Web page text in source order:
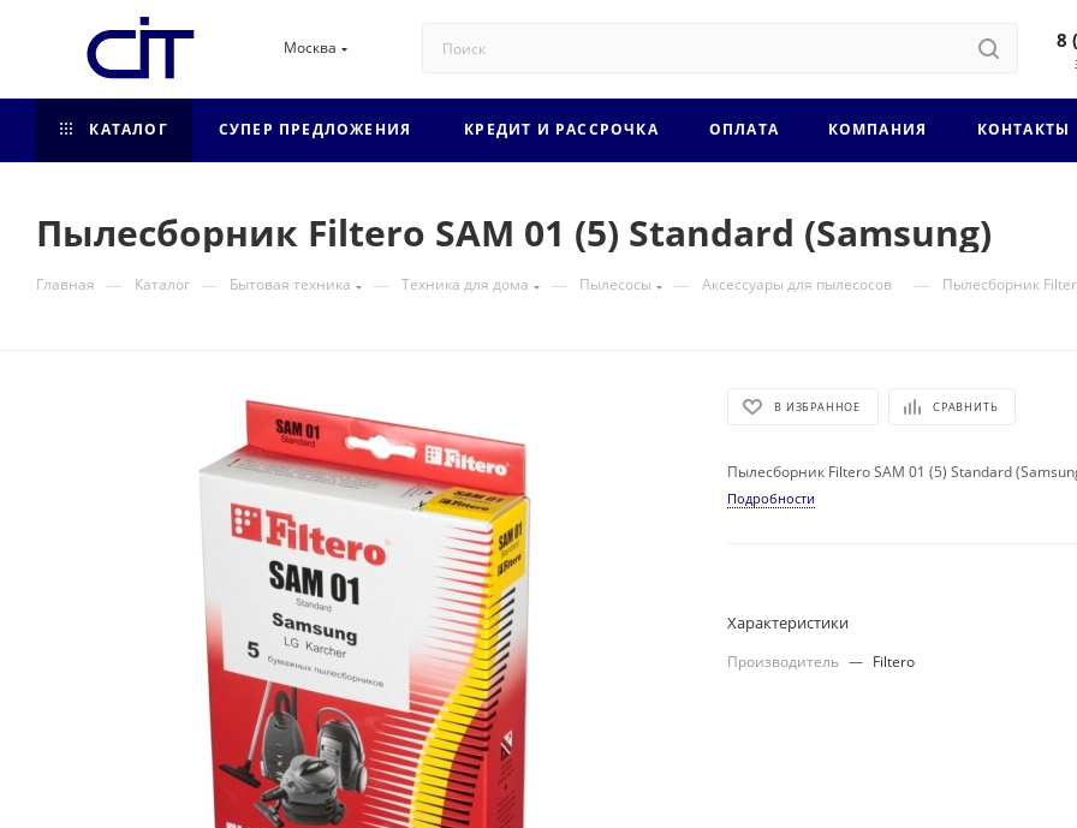
Москва 8
КАТАЛОГ СУПЕР ПРЕДЛОЖЕНИЯ КРЕДИТ И РАССРОЧКА ОПЛАТА КОМПАНИЯ КОНТАКТЫ
Пылесборник Filtero SAM 01 (5) Standard (Samsung)
Главная — Каталог — Бытовая техника — Техника для дома — Пылесосы — Аксессуары для пылесосов — Пылесборник
В ИЗБРАННОЕ СРАВНИТЬ
Пылесборник Filtero SAM 01 (5) Standard
Подробности
Характеристики
Производитель — Filtero